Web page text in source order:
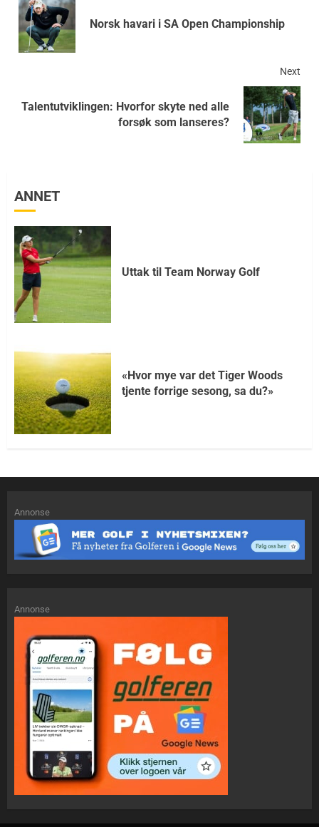
Norsk havari i SA Open Championship
Next
Talentutviklingen: Hvorfor skyte ned alle
forsøk som lanseres?
ANNET
Uttak til Team Norway Golf
«Hvor mye var det Tiger Woods
tjente forrige sesong, sa du?»
Annonse
Annonse